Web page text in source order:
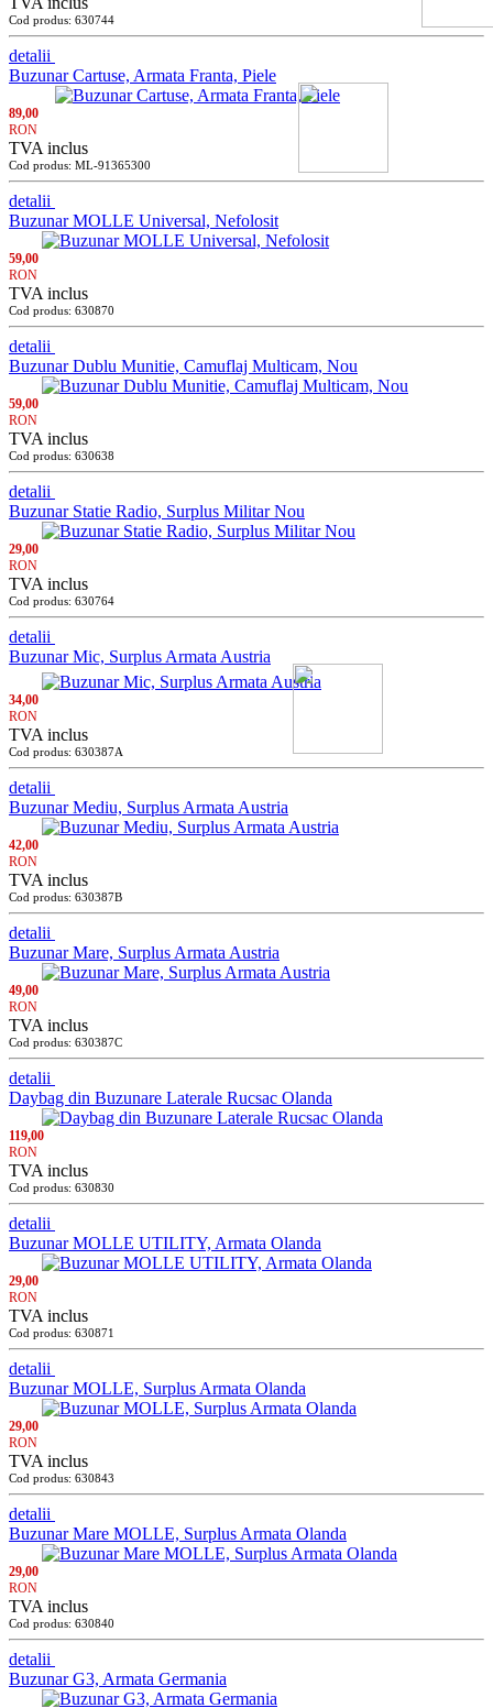
Cod produs: 630744
detalii
Buzunar Cartuse, Armata Franta, Piele
89,00
RON
TVA inclus
Cod produs: ML-91365300
detalii
Buzunar MOLLE Universal, Nefolosit
59,00
RON
TVA inclus
Cod produs: 630870
detalii
Buzunar Dublu Munitie, Camuflaj Multicam, Nou
59,00
RON
TVA inclus
Cod produs: 630638
detalii
Buzunar Statie Radio, Surplus Militar Nou
29,00
RON
TVA inclus
Cod produs: 630764
detalii
Buzunar Mic, Surplus Armata Austria
34,00
RON
TVA inclus
Cod produs: 630387A
detalii
Buzunar Mediu, Surplus Armata Austria
42,00
RON
TVA inclus
Cod produs: 630387B
detalii
Buzunar Mare, Surplus Armata Austria
49,00
RON
TVA inclus
Cod produs: 630387C
detalii
Daybag din Buzunare Laterale Rucsac Olanda
119,00
RON
TVA inclus
Cod produs: 630830
detalii
Buzunar MOLLE UTILITY, Armata Olanda
29,00
RON
TVA inclus
Cod produs: 630871
detalii
Buzunar MOLLE, Surplus Armata Olanda
29,00
RON
TVA inclus
Cod produs: 630843
detalii
Buzunar Mare MOLLE, Surplus Armata Olanda
29,00
RON
TVA inclus
Cod produs: 630840
detalii
Buzunar G3, Armata Germania